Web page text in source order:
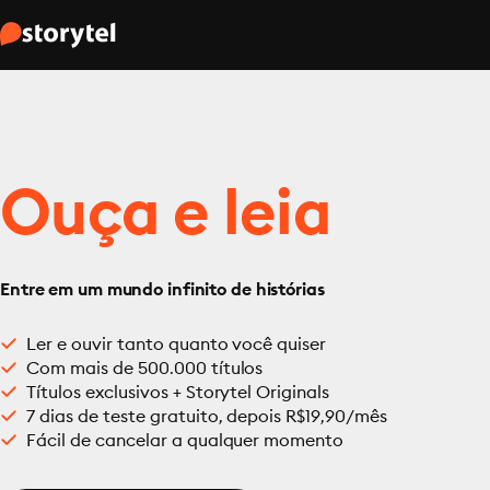
Ouça e leia
Entre em um mundo infinito de histórias
Ler e ouvir tanto quanto você quiser
Com mais de 500.000 títulos
Títulos exclusivos + Storytel Originals
7 dias de teste gratuito, depois R$19,90/mês
Fácil de cancelar a qualquer momento